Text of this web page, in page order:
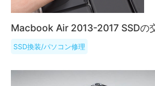
Macbook Air 2013-2017 SSDの
SSD換装/パソコン修理